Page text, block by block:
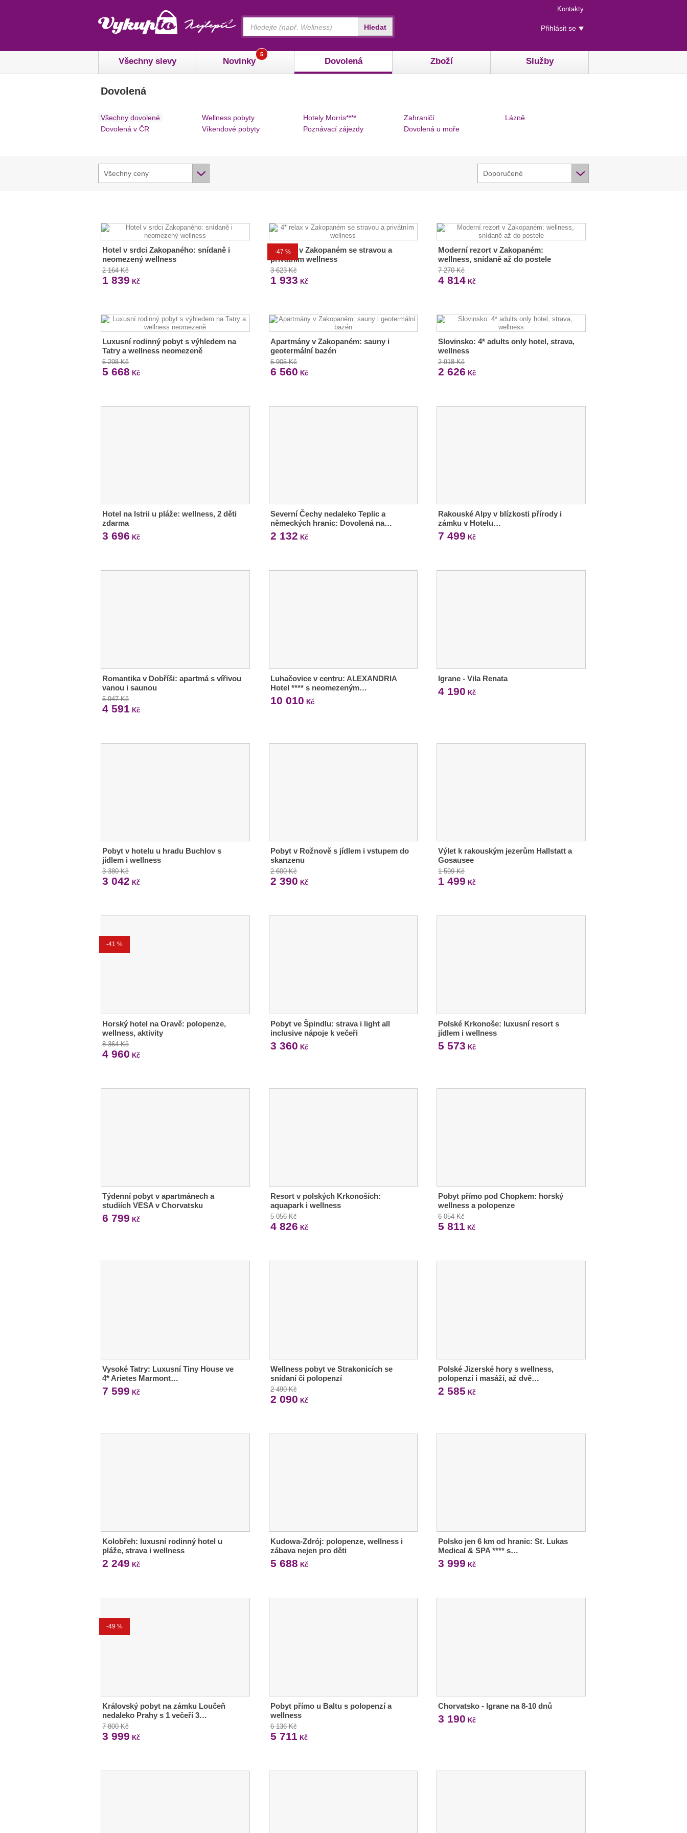
Menu
rychlého
přístupu
Kontakty
Uživatelské
menu
Přihlásit se
Všechny slevy Novinky
5
Dovolená Zboží Služby
Hledat
Dovolená
Všechny dovolené
Dovolená v ČR
Wellness pobyty
Víkendové pobyty
Hotely Morris****
Poznávací zájezdy
Zahraničí
Dovolená u moře
Lázně
Všechny ceny Doporučené
Hotel v srdci Zakopaného: snídaně i
neomezený wellness
2 164 Kč
1 839 Kč
-47 %
4* relax v Zakopaném se stravou a
privátním wellness
3 623 Kč
1 933 Kč
Moderní rezort v Zakopaném:
wellness, snídaně až do postele
7 270 Kč
4 814 Kč
Luxusní rodinný pobyt s výhledem na
Tatry a wellness neomezeně
6 298 Kč
5 668 Kč
Apartmány v Zakopaném: sauny i
geotermální bazén
6 905 Kč
6 560 Kč
Slovinsko: 4* adults only hotel, strava,
wellness
2 918 Kč
2 626 Kč
Hotel na Istrii u pláže: wellness, 2 děti
zdarma
3 696 Kč
Severní Čechy nedaleko Teplic a
německých hranic: Dovolená na…
2 132 Kč
Rakouské Alpy v blízkosti přírody i
zámku v Hotelu…
7 499 Kč
Romantika v Dobříši: apartmá s vířivou
vanou i saunou
5 947 Kč
4 591 Kč
Luhačovice v centru: ALEXANDRIA
Hotel **** s neomezeným…
10 010 Kč
Igrane - Vila Renata
4 190 Kč
Pobyt v hotelu u hradu Buchlov s
jídlem i wellness
3 380 Kč
3 042 Kč
Pobyt v Rožnově s jídlem i vstupem do
skanzenu
2 600 Kč
2 390 Kč
Výlet k rakouským jezerům Hallstatt a
Gosausee
1 599 Kč
1 499 Kč
-41 %
Horský hotel na Oravě: polopenze,
wellness, aktivity
8 364 Kč
4 960 Kč
Pobyt ve Špindlu: strava i light all
inclusive nápoje k večeři
3 360 Kč
Polské Krkonoše: luxusní resort s
jídlem i wellness
5 573 Kč
Týdenní pobyt v apartmánech a
studiích VESA v Chorvatsku
6 799 Kč
Resort v polských Krkonoších:
aquapark i wellness
5 056 Kč
4 826 Kč
Pobyt přímo pod Chopkem: horský
wellness a polopenze
6 054 Kč
5 811 Kč
Vysoké Tatry: Luxusní Tiny House ve
4* Arietes Marmont…
7 599 Kč
Wellness pobyt ve Strakonicích se
snídaní či polopenzí
2 490 Kč
2 090 Kč
Polské Jizerské hory s wellness,
polopenzí i masáží, až dvě…
2 585 Kč
Kolobřeh: luxusní rodinný hotel u
pláže, strava i wellness
2 249 Kč
Kudowa-Zdrój: polopenze, wellness i
zábava nejen pro děti
5 688 Kč
Polsko jen 6 km od hranic: St. Lukas
Medical & SPA **** s…
3 999 Kč
-49 %
Královský pobyt na zámku Loučeň
nedaleko Prahy s 1 večeří 3…
7 800 Kč
3 999 Kč
Pobyt přímo u Baltu s polopenzí a
wellness
6 136 Kč
5 711 Kč
Chorvatsko - Igrane na 8-10 dnů
3 190 Kč